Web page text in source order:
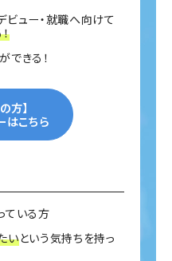
ビュー・就職へ向けて
できる！
方】
はこちら
ている方
いという気持ちを持っ